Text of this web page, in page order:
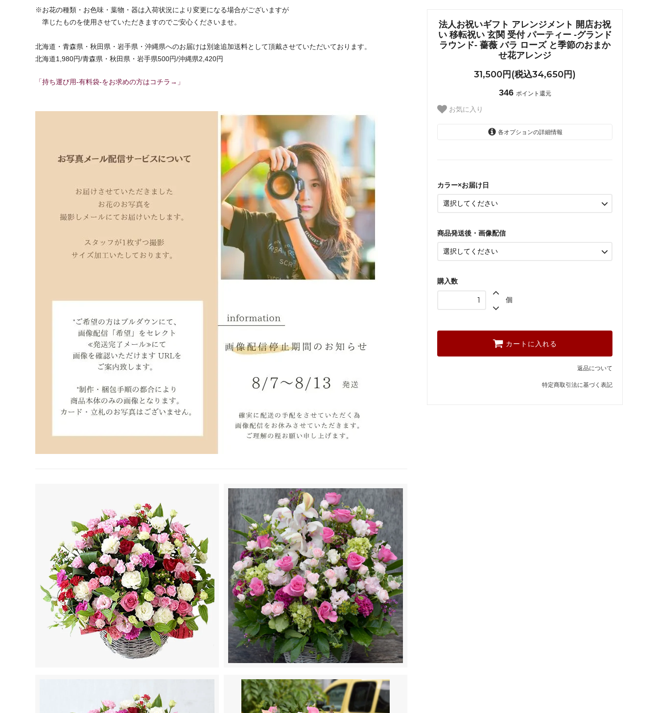
法人お祝いギフト アレンジメント 開店お祝
い 移転祝い 玄関 受付 パーティー -グランド
ラウンド- 薔薇 バラ ローズ と季節のおまか
せ花アレンジ
31,500円(税込34,650円)
346 ポイント還元
お気に入り
各オプションの詳細情報
お届け：後からお届け日指定
する
おまかせ×翌日～2日後
おまかせ×3営業日以降のお届
け：後からお届け日指定する
カラー×お届け日
商品発送後・画像配信
購入数
個
カートに入れる
返品について
特定商取引法に基づく表記
※お花の種類・お色味・葉物・器は入荷状況により変更になる場合がございますが
準じたものを使用させていただきますのでご安心くださいませ。
北海道・青森県・秋田県・岩手県・沖縄県へのお届けは別途追加送料として頂戴させていただいております。
北海道1,980円/青森県・秋田県・岩手県500円/沖縄県2,420円
「持ち運び用-有料袋-をお求めの方はコチラ→」